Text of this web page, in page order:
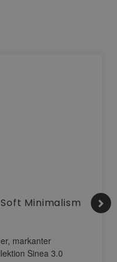
Minimalism
markanter
Sinea 3.0